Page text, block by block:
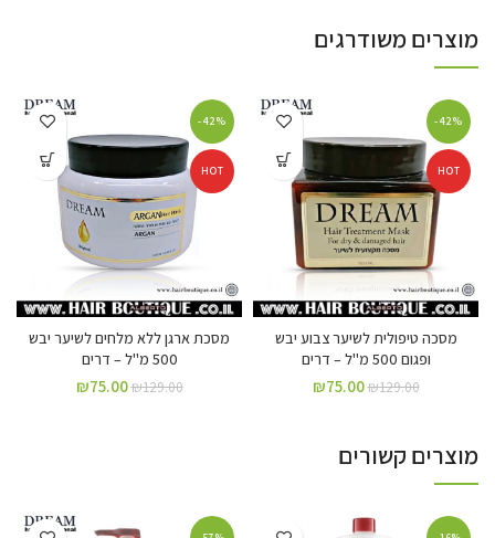
מוצרים משודרגים
-42%
HOT
מסכה טיפולית לשיער צבוע יבש
ופגום 500 מ"ל – דרים
₪129.00
₪75.00
-42%
HOT
מסכת ארגן ללא מלחים לשיער יבש
500 מ"ל – דרים
₪129.00
₪75.00
מוצרים קשורים